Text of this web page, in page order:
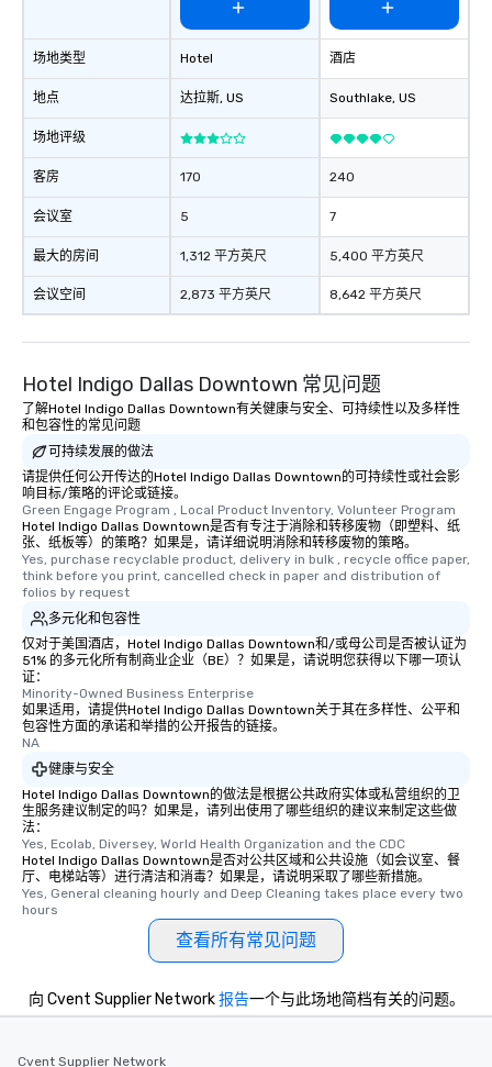
场地类型
地点
场地评级
客房
会议室
最大的房间
会议空间
Hotel
达拉斯, US
170
5
1,312 平方英尺
2,873 平方英尺
酒店
Southlake, US
240
7
5,400 平方英尺
8,642 平方英尺
Hotel Indigo Dallas Downtown 常见问题
了解Hotel Indigo Dallas Downtown有关健康与安全、可持续性以及多样性
和包容性的常见问题
可持续发展的做法
请提供任何公开传达的Hotel Indigo Dallas Downtown的可持续性或社会影
响目标/策略的评论或链接。
Green Engage Program , Local Product Inventory, Volunteer Program
Hotel Indigo Dallas Downtown是否有专注于消除和转移废物（即塑料、纸
张、纸板等）的策略？如果是，请详细说明消除和转移废物的策略。
Yes, purchase recyclable product, delivery in bulk , recycle office paper,
think before you print, cancelled check in paper and distribution of
folios by request
多元化和包容性
仅对于美国酒店，Hotel Indigo Dallas Downtown和/或母公司是否被认证为
51% 的多元化所有制商业企业（BE）？如果是，请说明您获得以下哪一项认
证：
Minority-Owned Business Enterprise
如果适用，请提供Hotel Indigo Dallas Downtown关于其在多样性、公平和
包容性方面的承诺和举措的公开报告的链接。
NA
健康与安全
Hotel Indigo Dallas Downtown的做法是根据公共政府实体或私营组织的卫
生服务建议制定的吗？如果是，请列出使用了哪些组织的建议来制定这些做
法：
Yes, Ecolab, Diversey, World Health Organization and the CDC
Hotel Indigo Dallas Downtown是否对公共区域和公共设施（如会议室、餐
厅、电梯站等）进行清洁和消毒？如果是，请说明采取了哪些新措施。
Yes, General cleaning hourly and Deep Cleaning takes place every two
hours
查看所有常见问题
向 Cvent Supplier Network报告一个与此场地简档有关的问题。
Cvent Supplier Network